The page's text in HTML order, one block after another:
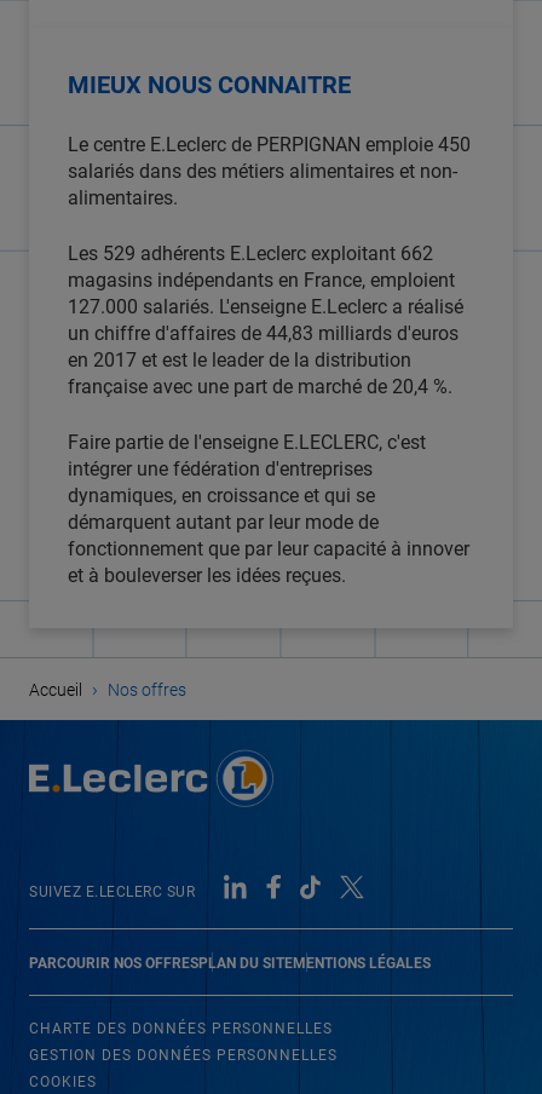
MIEUX NOUS CONNAITRE
Le centre E.Leclerc de PERPIGNAN emploie 450
salariés dans des métiers alimentaires et non-
alimentaires.
Les 529 adhérents E.Leclerc exploitant 662
magasins indépendants en France, emploient
127.000 salariés. L'enseigne E.Leclerc a réalisé
un chiffre d'affaires de 44,83 milliards d'euros
en 2017 et est le leader de la distribution
française avec une part de marché de 20,4 %.
Faire partie de l'enseigne E.LECLERC, c'est
intégrer une fédération d'entreprises
dynamiques, en croissance et qui se
démarquent autant par leur mode de
fonctionnement que par leur capacité à innover
et à bouleverser les idées reçues.
Accueil › Nos offres
PARCOURIR NOS OFFRESPLAN DU SITEMENTIONS LÉGALES
SUIVEZ E.LECLERC SUR
CHARTE DES DONNÉES PERSONNELLES
GESTION DES DONNÉES PERSONNELLES
COOKIES